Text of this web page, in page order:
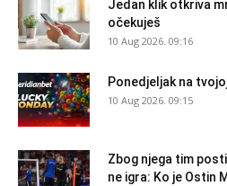
Jedan klik otkriva
očekuješ
10 Aug 2026. 09:16
Ponedjeljak na
10 Aug 2026. 09:15
Zbog njega tim
ne igra: Ko je Ostin